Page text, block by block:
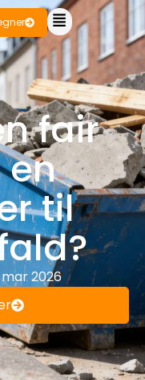
fair
en
til
mar 2026